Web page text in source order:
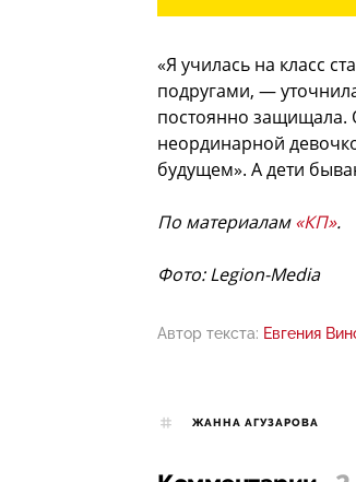
«Я училась на класс
подругами, —
постоянно защищала.
неординарной
будущем». А дети
По материалам«КП».
Фото: Legion-Media
Автор текста: Евгения
ЖАННА АГУЗАРОВА